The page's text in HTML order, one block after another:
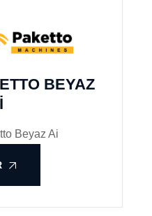
BEYAZ
Beyaz Ai